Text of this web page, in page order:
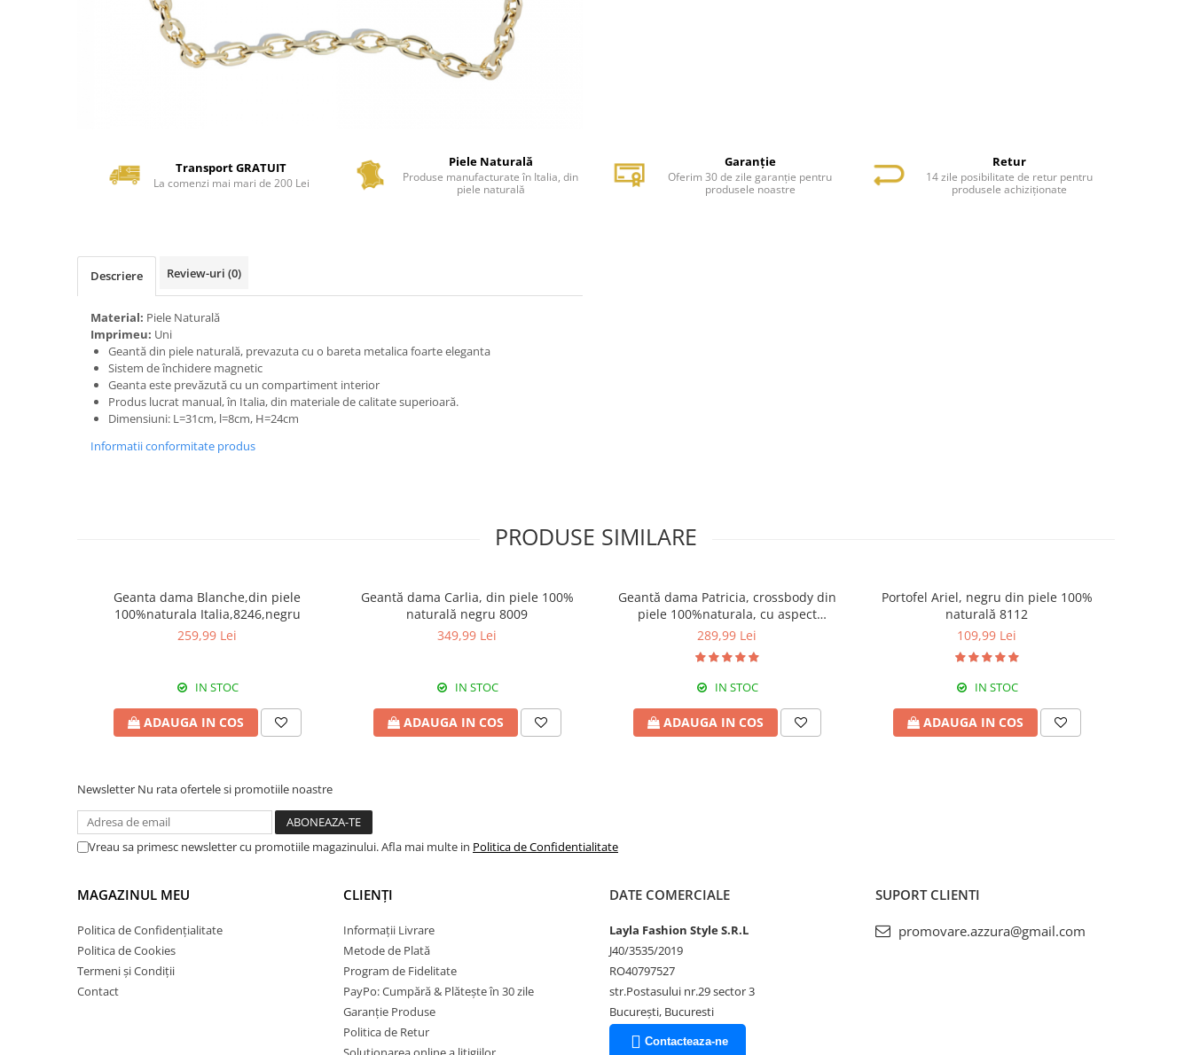
Transport GRATUIT
La comenzi mai mari de 200 Lei
Piele Naturală
Produse manufacturate în Italia, din
piele naturală
Garanție
Oferim 30 de zile garanție pentru
produsele noastre
Retur
14 zile posibilitate de retur pentru
produsele achiziționate
Descriere Review-uri (0)
Material: Piele Naturală
Imprimeu: Uni
Geantă din piele naturală, prevazuta cu o bareta metalica foarte eleganta
Sistem de închidere magnetic
Geanta este prevăzută cu un compartiment interior
Produs lucrat manual, în Italia, din materiale de calitate superioară.
Dimensiuni: L=31cm, l=8cm, H=24cm
Informatii conformitate produs
PRODUSE SIMILARE
Geanta dama Blanche,din piele
100%naturala Italia,8246,negru
259,99 Lei
IN STOC
ADAUGA IN COS
Geantă dama Carlia, din piele 100%
naturală negru 8009
349,99 Lei
IN STOC
ADAUGA IN COS
Geantă dama Patricia, crossbody din
piele 100%naturala, cu aspect
matlasat,crem,8002
289,99 Lei
IN STOC
ADAUGA IN COS
Portofel Ariel, negru din piele 100%
naturală 8112
109,99 Lei
IN STOC
ADAUGA IN COS
Newsletter Nu rata ofertele si promotiile noastre
Vreau sa primesc newsletter cu promotiile magazinului. Afla mai multe in Politica de Confidentialitate
MAGAZINUL MEU
Politica de Confidențialitate
Politica de Cookies
Termeni și Condiții
Contact
CLIENȚI
Informații Livrare
Metode de Plată
Program de Fidelitate
PayPo: Cumpără & Plătește în 30 zile
Garanție Produse
Politica de Retur
DATE COMERCIALE
Layla Fashion Style S.R.L
J40/3535/2019
RO40797527
str.Postasului nr.29 sector 3
București, Bucuresti
Contacteaza-ne
SUPORT CLIENTI
promovare.azzura@gmail.com